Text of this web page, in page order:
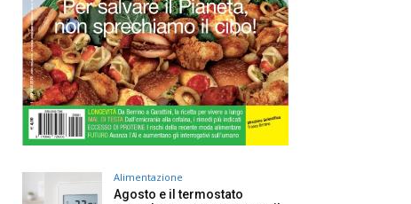
Alimentazione
Agosto e il termostato